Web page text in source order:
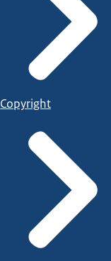
Copyright